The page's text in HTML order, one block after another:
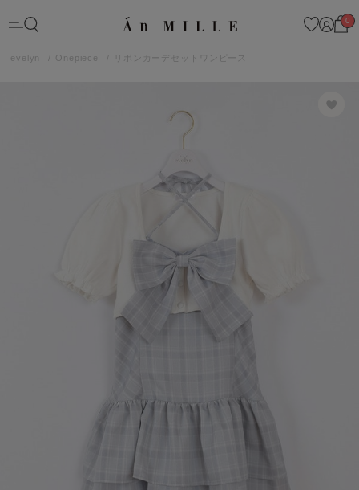
0
evelyn Onepiece リボンカーデセットワンピース